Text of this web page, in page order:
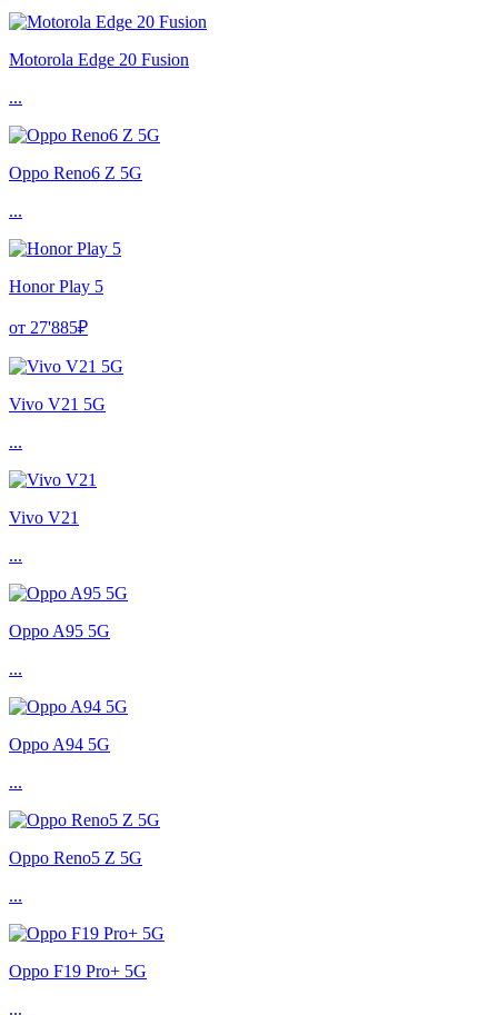
Motorola Edge 20 Fusion
...
Oppo Reno6 Z 5G
...
Honor Play 5
от 27'885₽
Vivo V21 5G
...
Vivo V21
...
Oppo A95 5G
...
Oppo A94 5G
...
Oppo Reno5 Z 5G
...
Oppo F19 Pro+ 5G
...